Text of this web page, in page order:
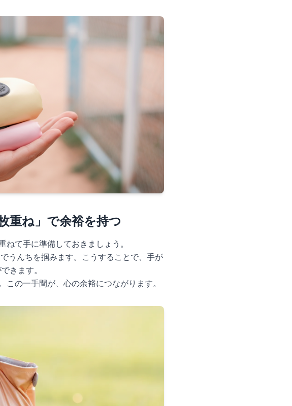
重ね」で余裕を持つ
ねて手に準備しておきましょう。
うんちを掴みます。こうすることで、手が
きます。
の一手間が、心の余裕につながります。